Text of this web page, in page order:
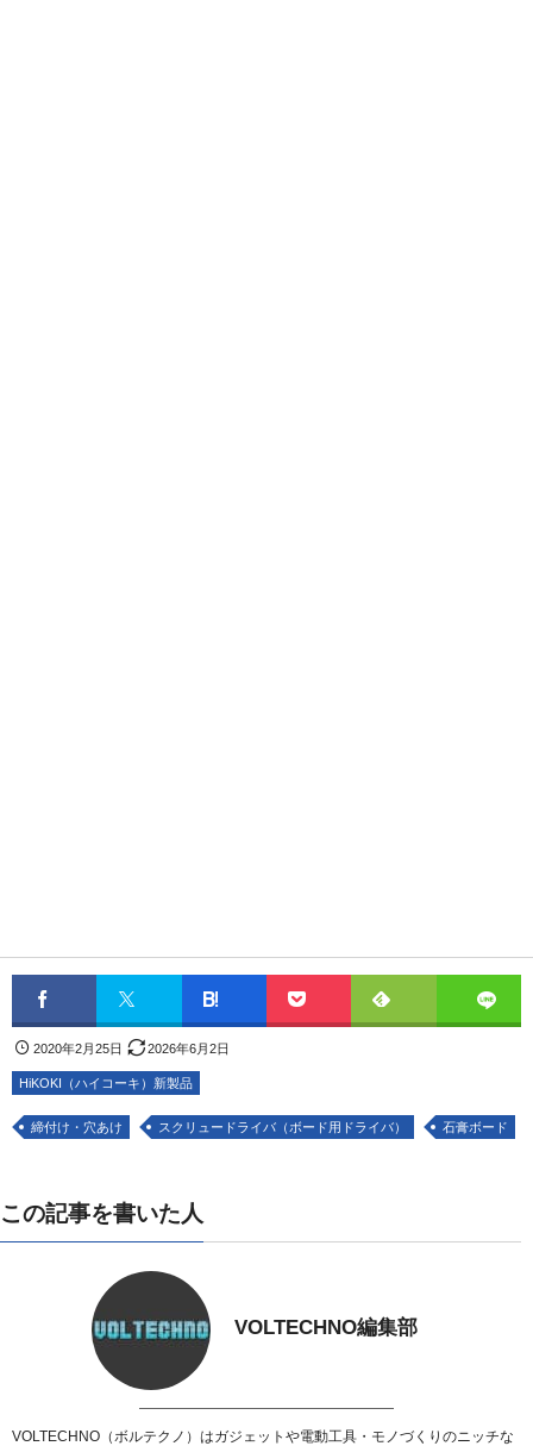
2020年2月25日 2026年6月2日
HiKOKI（ハイコーキ）新製品
締付け・穴あけ スクリュードライバ（ボード用ドライバ） 石膏ボード
この記事を書いた人
VOLTECHNO編集部
VOLTECHNO（ボルテクノ）はガジェットや電動工具・モノづくりのニッチな